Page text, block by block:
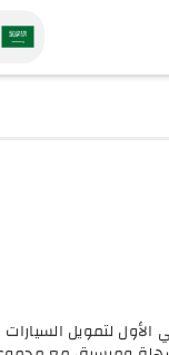
لتمويل السيارات